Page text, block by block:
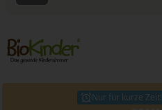
Nur für kurze Zeit!